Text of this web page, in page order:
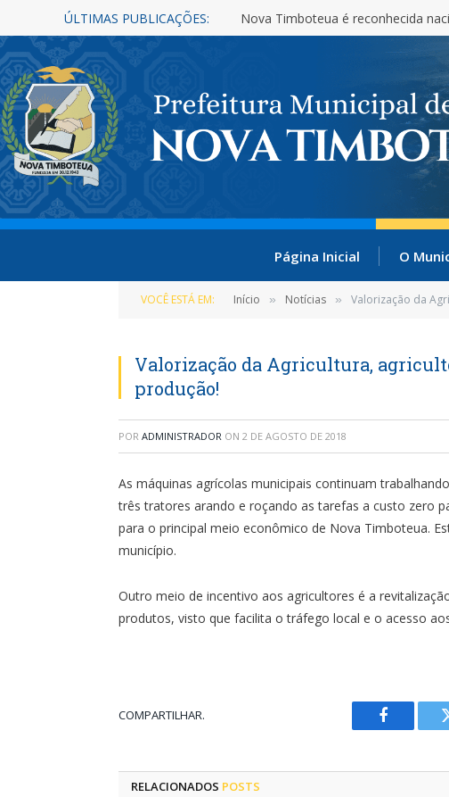
ÚLTIMAS PUBLICAÇÕES: Nova Timboteua é reconhecida
Página Inicial O
VOCÊ ESTÁ EM: Início » Notícias » Valorização da
Valorização da Agricultura,
produção!
POR ADMINISTRADOR ON 2 DE AGOSTO DE 2018
As máquinas agrícolas municipais continuam
três tratores arando e roçando as tarefas a custo zero
para o principal meio econômico de Nova Timboteua.
município.
Outro meio de incentivo aos agricultores é a
produtos, visto que facilita o tráfego local e o acesso
COMPARTILHAR.
Facebook
RELACIONADOS POSTS